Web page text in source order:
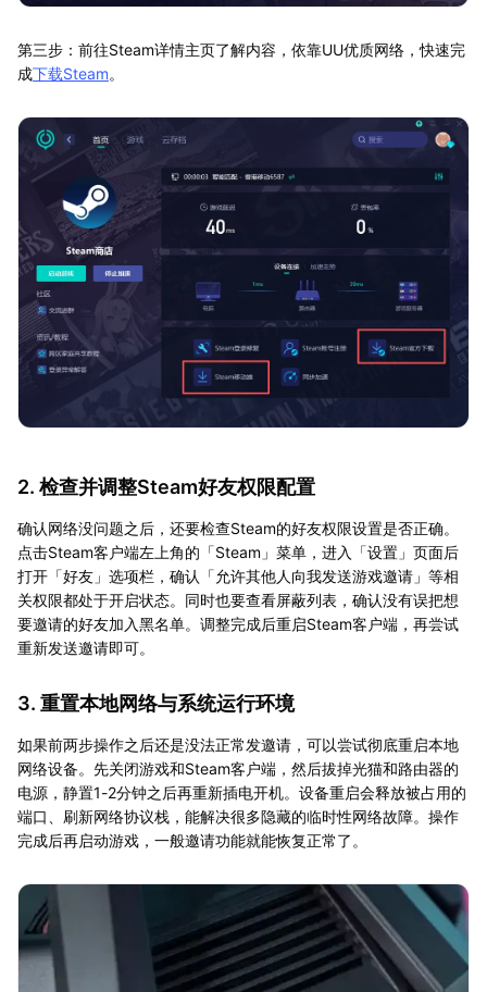
第三步：前往Steam详情主页了解内容，依靠UU优质网络，快速完
成下载Steam。
2. 检查并调整Steam好友权限配置
确认网络没问题之后，还要检查Steam的好友权限设置是否正确。
点击Steam客户端左上角的「Steam」菜单，进入「设置」页面后
打开「好友」选项栏，确认「允许其他人向我发送游戏邀请」等相
关权限都处于开启状态。同时也要查看屏蔽列表，确认没有误把想
要邀请的好友加入黑名单。调整完成后重启Steam客户端，再尝试
重新发送邀请即可。
3. 重置本地网络与系统运行环境
如果前两步操作之后还是没法正常发邀请，可以尝试彻底重启本地
网络设备。先关闭游戏和Steam客户端，然后拔掉光猫和路由器的
电源，静置1-2分钟之后再重新插电开机。设备重启会释放被占用的
端口、刷新网络协议栈，能解决很多隐藏的临时性网络故障。操作
完成后再启动游戏，一般邀请功能就能恢复正常了。